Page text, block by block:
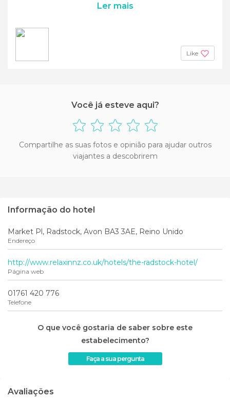
Ler mais
Like
Você já esteve aqui?
Compartilhe as suas fotos e opinião para ajudar outros
viajantes a descobrirem
Informação do hotel
Market Pl, Radstock, Avon BA3 3AE, Reino Unido
Endereço
http://www.relaxinnz.co.uk/hotels/the-radstock-hotel/
Página web
01761 420 776
Telefone
O que você gostaria de saber sobre este
estabelecimento?
Faça a sua pergunta
Avaliações